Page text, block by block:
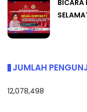
BICARA
JUMLAH
12,078,498